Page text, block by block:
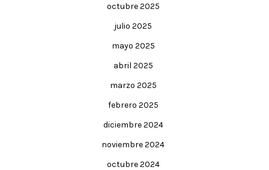
octubre 2025
julio 2025
mayo 2025
abril 2025
marzo 2025
febrero 2025
diciembre 2024
noviembre 2024
octubre 2024